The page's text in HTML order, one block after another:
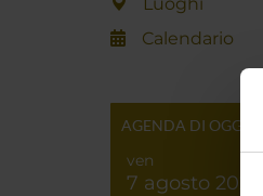
Calendario
AGENDA DI OGGI
ven
7 agosto 2026